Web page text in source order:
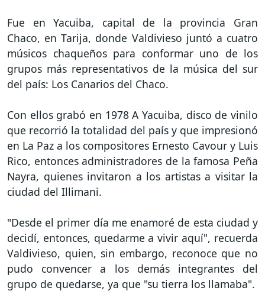
Fue en Yacuiba, capital de la provincia Gran
Chaco, en Tarija, donde Valdivieso juntó a cuatro
músicos chaqueños para conformar uno de los
grupos más representativos de la música del sur
del país: Los Canarios del Chaco.
Con ellos grabó en 1978 A Yacuiba, disco de vinilo
que recorrió la totalidad del país y que impresionó
en La Paz a los compositores Ernesto Cavour y Luis
Rico, entonces administradores de la famosa Peña
Nayra, quienes invitaron a los artistas a visitar la
ciudad del Illimani.
"Desde el primer día me enamoré de esta ciudad y
decidí, entonces, quedarme a vivir aquí", recuerda
Valdivieso, quien, sin embargo, reconoce que no
pudo convencer a los demás integrantes del
grupo de quedarse, ya que "su tierra los llamaba".